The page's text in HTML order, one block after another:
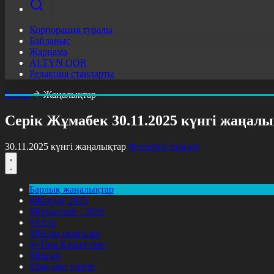
Корпорация туралы
Байланыс
Жарнама
ALTYN QOR
Редакция стандарты
Басты
Жаңалықтар
Серік Жұмабек 30.11.2025 күнгі
30.11.2025 күнгі жаңалықтар Фильтрді тазалау
Барлық жаңалықтар
#Жолдау 2025
#Құрылтай - 2026
#Апта
#Ресми оқиғалар
#«Таза Қазақстан»
#Қоғам
#Заң мен тәртіп